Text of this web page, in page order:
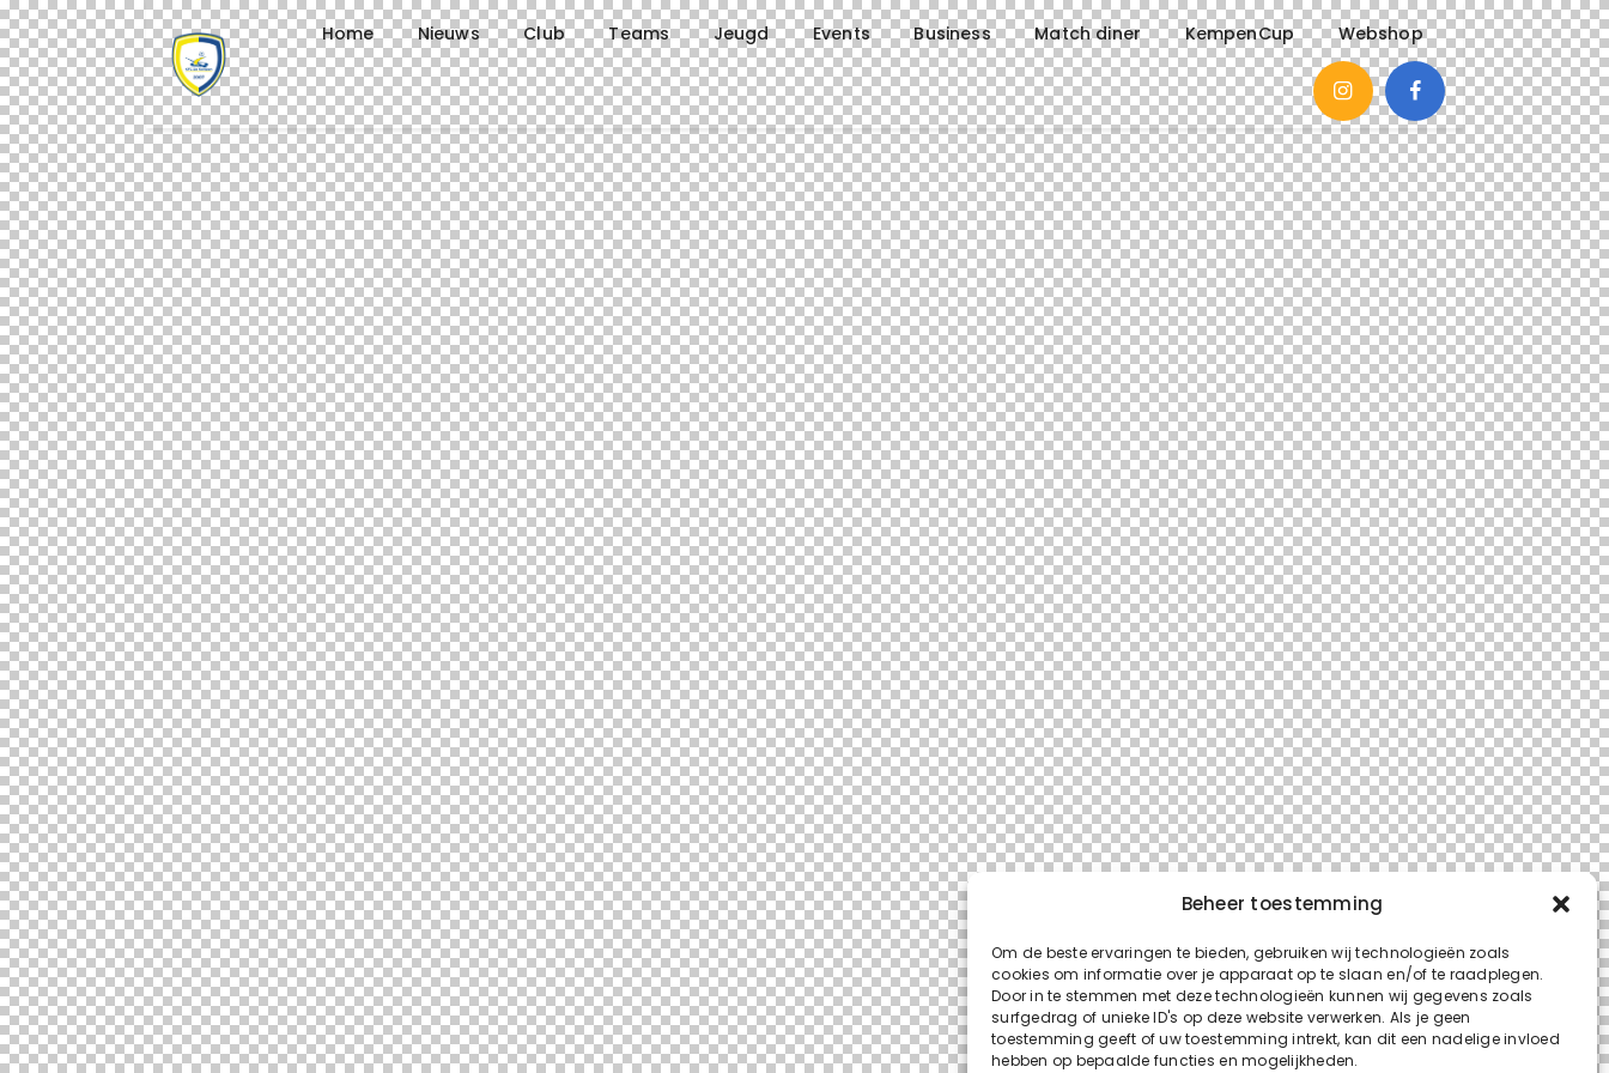
Beheer toestemming
Om de beste ervaringen te bieden, gebruiken wij technologieën zoals
cookies om informatie over je apparaat op te slaan en/of te raadplegen.
Door in te stemmen met deze technologieën kunnen wij gegevens zoals
surfgedrag of unieke ID's op deze website verwerken. Als je geen
toestemming geeft of uw toestemming intrekt, kan dit een nadelige invloed
hebben op bepaalde functies en mogelijkheden.
Home Nieuws Club Teams Jeugd Events Business Match diner KempenCup Webshop